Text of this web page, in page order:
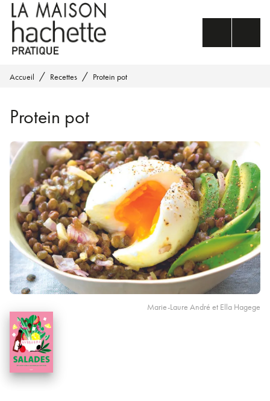
MENU RECHERCHE
PIED DE PAGE
Accueil / Recettes / Protein pot
Protein pot
Marie-Laure André et Ella Hagege